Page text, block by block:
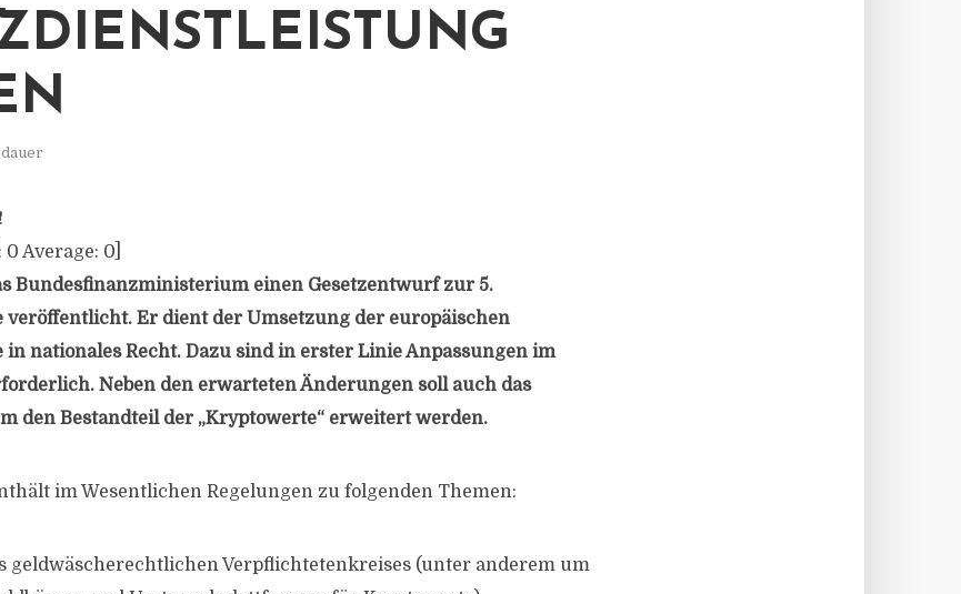
0 Average: 0
Bundesfinanzministerium einen Gesetzentwurf zur 5.
Er dient der Umsetzung der europäischen
nationales Recht. Dazu sind in erster Linie Anpassungen im
Neben den erwarteten Änderungen soll auch das
den Bestandteil der „Kryptowerte“ erweitert werden.
im Wesentlichen Regelungen zu folgenden Themen:
geldwäscherechtlichen Verpflichtetenkreises (unter anderem um